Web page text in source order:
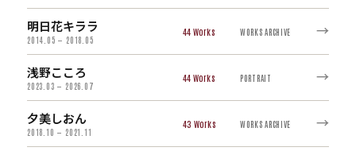
明日花キララ
2014.05 — 2018.05
44 WORKS ARCHIVE →
浅野こころ
2023.03 — 2026.07
44 PORTRAIT →
夕美しおん
2018.10 — 2021.11
43 WORKS ARCHIVE →